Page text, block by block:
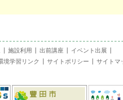
施設利用 出前講座
イベント出展
境学習リンク サイトポリシー サイトマ